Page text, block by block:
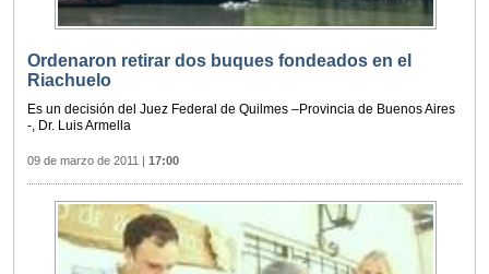
Ordenaron retirar dos buques fondeados en el
Riachuelo
Es un decisión del Juez Federal de Quilmes –Provincia de Buenos Aires
-, Dr. Luis Armella
09 de marzo de 2011 | 17:00